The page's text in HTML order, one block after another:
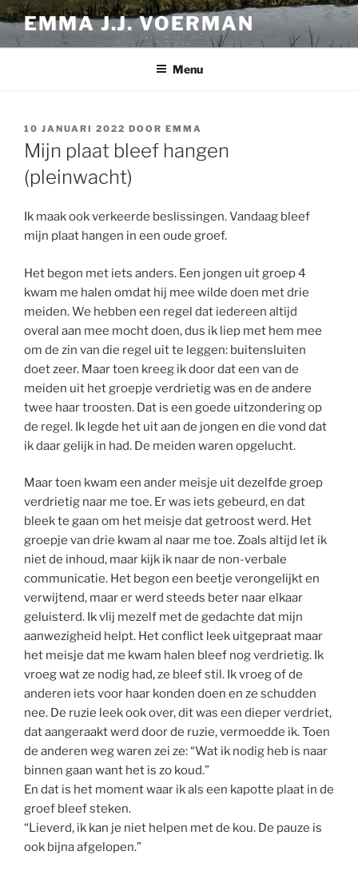
Ga
naar
de
EMMA J.J. VOERMAN
Menu
GEPLAATST
OP
10 JANUARI 2022 DOOR EMMA
Mijn plaat bleef hangen
(pleinwacht)
Ik maak ook verkeerde beslissingen. Vandaag bleef
mijn plaat hangen in een oude groef.
Het begon met iets anders. Een jongen uit groep 4
kwam me halen omdat hij mee wilde doen met drie
meiden. We hebben een regel dat iedereen altijd
overal aan mee mocht doen, dus ik liep met hem mee
om de zin van die regel uit te leggen: buitensluiten
doet zeer. Maar toen kreeg ik door dat een van de
meiden uit het groepje verdrietig was en de andere
twee haar troosten. Dat is een goede uitzondering op
de regel. Ik legde het uit aan de jongen en die vond dat
ik daar gelijk in had. De meiden waren opgelucht.
Maar toen kwam een ander meisje uit dezelfde groep
verdrietig naar me toe. Er was iets gebeurd, en dat
bleek te gaan om het meisje dat getroost werd. Het
groepje van drie kwam al naar me toe. Zoals altijd let ik
niet de inhoud, maar kijk ik naar de non-verbale
communicatie. Het begon een beetje verongelijkt en
verwijtend, maar er werd steeds beter naar elkaar
geluisterd. Ik vlij mezelf met de gedachte dat mijn
aanwezigheid helpt. Het conflict leek uitgepraat maar
het meisje dat me kwam halen bleef nog verdrietig. Ik
vroeg wat ze nodig had, ze bleef stil. Ik vroeg of de
anderen iets voor haar konden doen en ze schudden
nee. De ruzie leek ook over, dit was een dieper verdriet,
dat aangeraakt werd door de ruzie, vermoedde ik. Toen
de anderen weg waren zei ze: “Wat ik nodig heb is naar
binnen gaan want het is zo koud.”
En dat is het moment waar ik als een kapotte plaat in de
groef bleef steken.
“Lieverd, ik kan je niet helpen met de kou. De pauze is
ook bijna afgelopen.”